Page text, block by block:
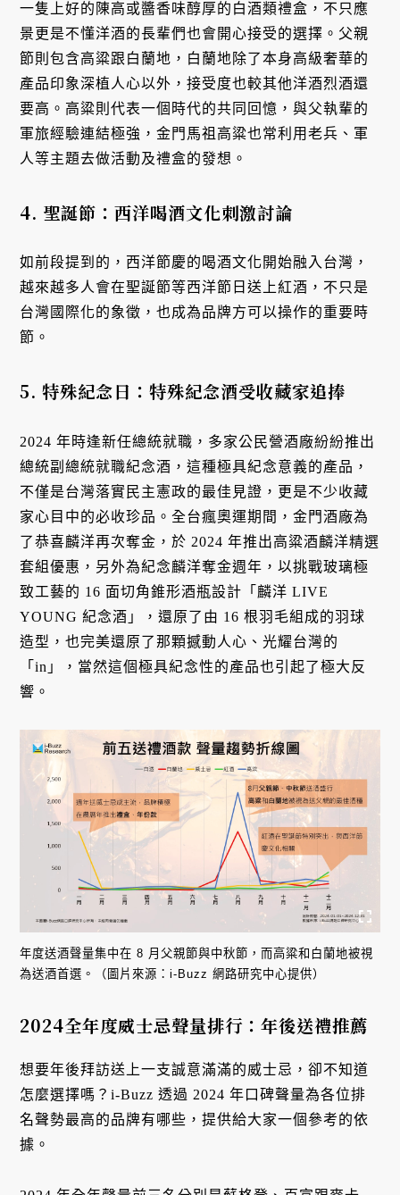
一隻上好的陳高或醬香味醇厚的白酒類禮盒，不只應
景更是不懂洋酒的長輩們也會開心接受的選擇。父親
節則包含高粱跟白蘭地，白蘭地除了本身高級奢華的
產品印象深植人心以外，接受度也較其他洋酒烈酒還
要高。高粱則代表一個時代的共同回憶，與父執輩的
軍旅經驗連結極強，金門馬祖高粱也常利用老兵、軍
人等主題去做活動及禮盒的發想。
4. 聖誕節：西洋喝酒文化刺激討論
如前段提到的，西洋節慶的喝酒文化開始融入台灣，
越來越多人會在聖誕節等西洋節日送上紅酒，不只是
台灣國際化的象徵，也成為品牌方可以操作的重要時
節。
5. 特殊紀念日：特殊紀念酒受收藏家追捧
2024 年時逢新任總統就職，多家公民營酒廠紛紛推出
總統副總統就職紀念酒，這種極具紀念意義的產品，
不僅是台灣落實民主憲政的最佳見證，更是不少收藏
家心目中的必收珍品。全台瘋奧運期間，金門酒廠為
了恭喜麟洋再次奪金，於 2024 年推出高粱酒麟洋精選
套組優惠，另外為紀念麟洋奪金週年，以挑戰玻璃極
致工藝的 16 面切角錐形酒瓶設計「麟洋 LIVE
YOUNG 紀念酒」，還原了由 16 根羽毛組成的羽球
造型，也完美還原了那顆撼動人心、光耀台灣的
「in」，當然這個極具紀念性的產品也引起了極大反
響。
年度送酒聲量集中在 8 月父親節與中秋節，而高粱和白蘭地被視
為送酒首選。（圖片來源：i-Buzz 網路研究中心提供）
2024全年度威士忌聲量排行：年後送禮推薦
想要年後拜訪送上一支誠意滿滿的威士忌，卻不知道
怎麼選擇嗎？i-Buzz 透過 2024 年口碑聲量為各位排
名聲勢最高的品牌有哪些，提供給大家一個參考的依
據。